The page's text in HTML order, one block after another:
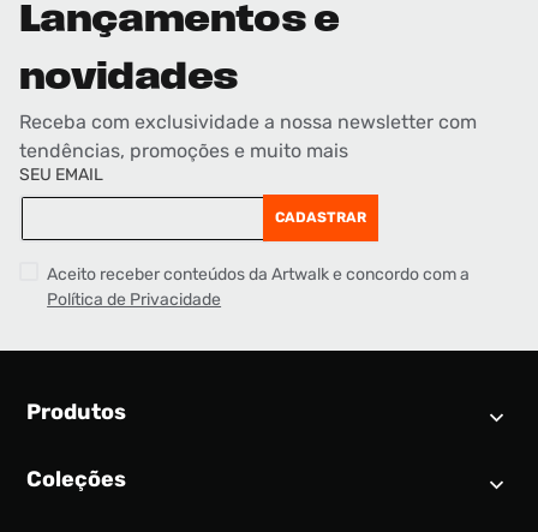
Lançamentos e
novidades
Receba com exclusividade a nossa newsletter com
tendências, promoções e muito mais
SEU EMAIL
CADASTRAR
Aceito receber conteúdos da Artwalk e concordo com a
Política de Privacidade
Produtos
Calendário SNEAKER
Coleções